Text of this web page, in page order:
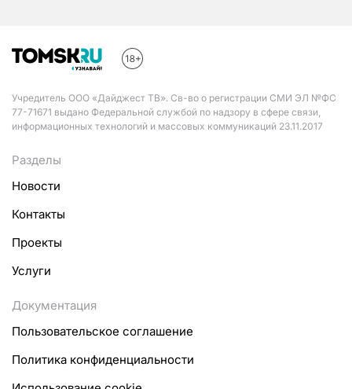
Учредитель ООО «Дайджест ТВ». Св-во о регистрации СМИ ЭЛ №ФС
77-71671 выдано Федеральной службой по надзору в сфере связи,
информационных технологий и массовых коммуникаций 23.11.2017
Разделы
Новости
Контакты
Проекты
Услуги
Документация
Пользовательское соглашение
Политика конфиденциальности